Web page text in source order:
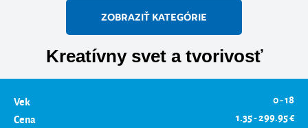
ZOBRAZIŤ KATEGÓRIE
Kreatívny svet a tvorivosť
Vek
0 - 18
Cena
1.35 - 299.95 €